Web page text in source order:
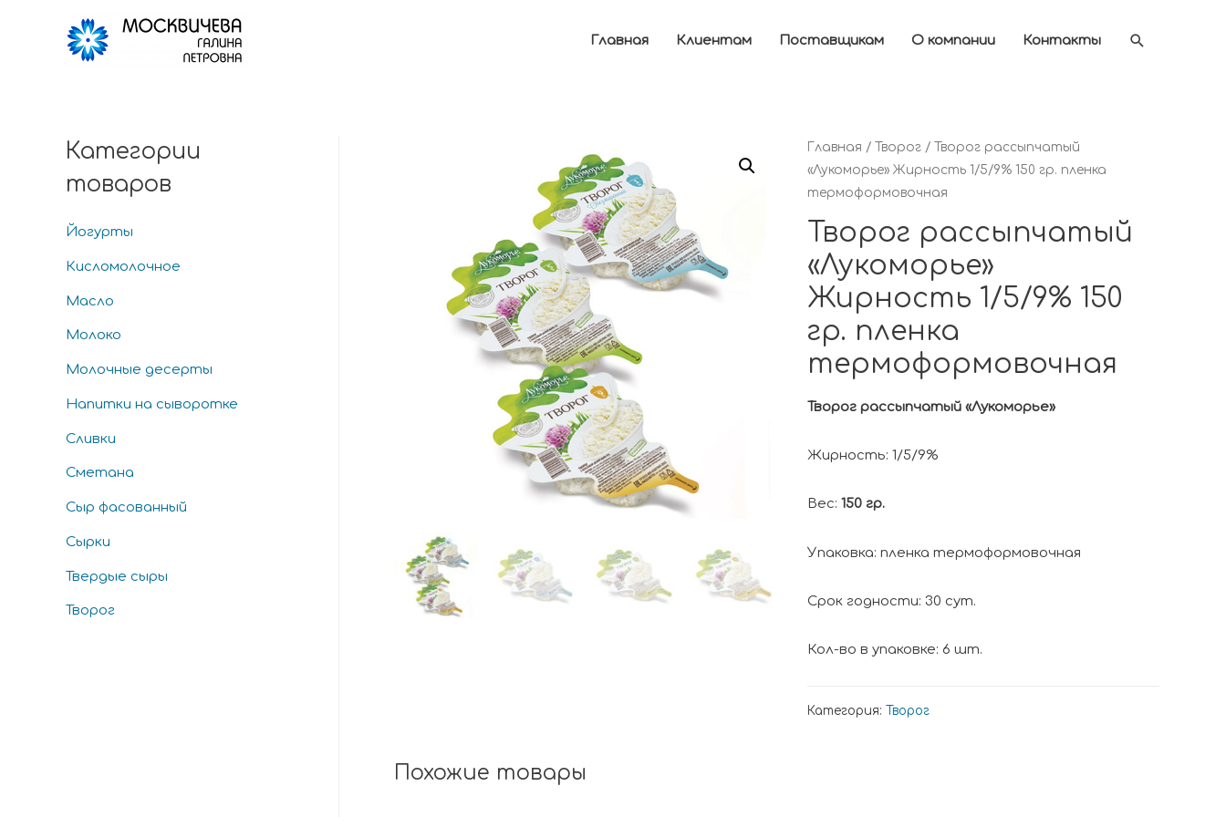
Главная Клиентам Поставщикам О компании Контакты Поиск
Категории
товаров
Йогурты
Кисломолочное
Масло
Молоко
Молочные десерты
Напитки на сыворотке
Сливки
Сметана
Сыр фасованный
Сырки
Твердые сыры
Творог
Главная / Творог / Творог рассыпчатый
«Лукоморье» Жирность 1/5/9% 150 гр. пленка
термоформовочная
Творог рассыпчатый
«Лукоморье»
Жирность 1/5/9% 150
гр. пленка
термоформовочная
Творог рассыпчатый «Лукоморье»
Жирность: 1/5/9%
Вес:150 гр.
Упаковка: пленка термоформовочная
Срок годности: 30 сут.
Кол-во в упаковке: 6 шт.
Категория: Творог
Похожие товары